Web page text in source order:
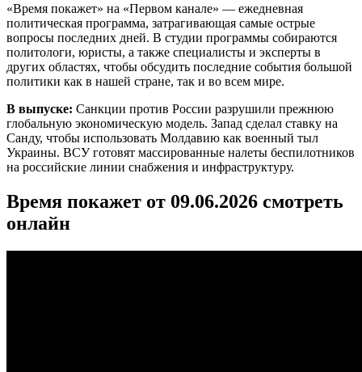
«Время покажет» на «Первом канале» — ежедневная
политическая программа, затрагивающая самые острые
вопросы последних дней. В студии программы собираются
политологи, юристы, а также специалисты и эксперты в
других областях, чтобы обсудить последние события большой
политики как в нашей стране, так и во всем мире.
В выпуске: Санкции против России разрушили прежнюю
глобальную экономическую модель. Запад сделал ставку на
Санду, чтобы использовать Молдавию как военный тыл
Украины. ВСУ готовят массированные налеты беспилотников
на российские линии снабжения и инфраструктуру.
Время покажет от 09.06.2026 смотреть
онлайн